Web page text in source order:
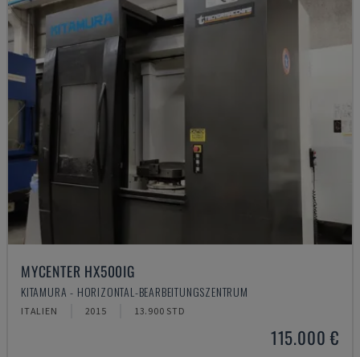
MYCENTER HX500IG
KITAMURA - HORIZONTAL-BEARBEITUNGSZENTRUM
ITALIEN 2015 13.900 STD
115.000 €